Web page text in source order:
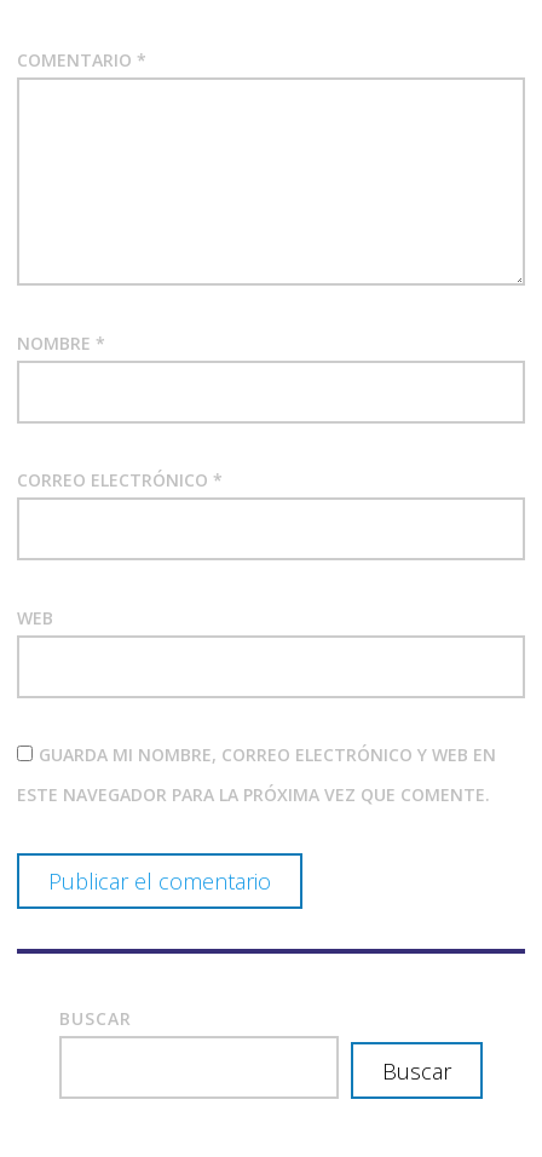
COMENTARIO *
NOMBRE *
CORREO ELECTRÓNICO *
WEB
GUARDA MI NOMBRE, CORREO ELECTRÓNICO Y WEB EN
ESTE NAVEGADOR PARA LA PRÓXIMA VEZ QUE COMENTE.
BUSCAR
Buscar